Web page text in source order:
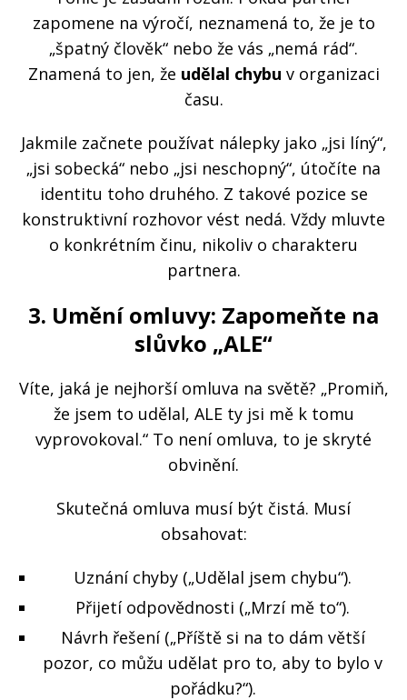
zapomene na výročí, neznamená to, že je to
„špatný člověk“ nebo že vás „nemá rád“.
Znamená to jen, že udělal chybu v organizaci
času.
Jakmile začnete používat nálepky jako „jsi líný“,
„jsi sobecká“ nebo „jsi neschopný“, útočíte na
identitu toho druhého. Z takové pozice se
konstruktivní rozhovor vést nedá. Vždy mluvte
o konkrétním činu, nikoliv o charakteru
partnera.
3. Umění omluvy: Zapomeňte na
slůvko „ALE“
Víte, jaká je nejhorší omluva na světě? „Promiň,
že jsem to udělal, ALE ty jsi mě k tomu
vyprovokoval.“ To není omluva, to je skryté
obvinění.
Skutečná omluva musí být čistá. Musí
obsahovat:
Uznání chyby („Udělal jsem chybu“).
Přijetí odpovědnosti („Mrzí mě to“).
Návrh řešení („Příště si na to dám větší
pozor, co můžu udělat pro to, aby to bylo v
pořádku?“).